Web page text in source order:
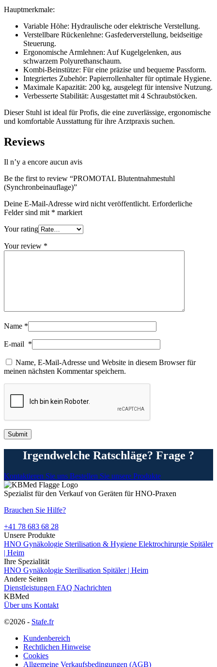
Hauptmerkmale:
Variable Höhe: Hydraulische oder elektrische Verstellung.
Verstellbare Rückenlehne: Gasfederverstellung, beidseitige
Steuerung.
Ergonomische Armlehnen: Auf Kugelgelenken, aus
schwarzem Polyurethanschaum.
Kombi-Beinstütze: Für eine präzise und bequeme Passform.
Integriertes Zubehör: Papierrollenhalter für optimale Hygiene.
Maximale Kapazität: 200 kg, ausgelegt für intensive Nutzung.
Verbesserte Stabilität: Ausgestattet mit 4 Schraubstöcken.
Dieser Stuhl ist ideal für Profis, die eine zuverlässige, ergonomische
und komfortable Ausstattung für ihre Arztpraxis suchen.
Reviews
Il n’y a encore aucun avis
Be the first to review “PROMOTAL Blutentnahmestuhl
(Synchronbeinauflage)”
Deine E-Mail-Adresse wird nicht veröffentlicht. Erforderliche
Felder sind mit * markiert
Your rating
Your review *
Name *
E-mail *
Name, E-Mail-Adresse und Website in diesem Browser für
meinen nächsten Kommentar speichern.
Irgendwelche Ratschläge? Frage ?
Kontaktieren Sie uns Bestellen Sie unsere Produkte
Spezialist für den Verkauf von Geräten für HNO-Praxen
Brauchen Sie Hilfe?
+41 78 683 68 28
Unsere Produkte
HNO Gynäkologie Sterilisation & Hygiene Elektrochirurgie Spitäler
| Heim
Ihre Spezialität
HNO Gynäkologie Sterilisation Spitäler | Heim
Andere Seiten
Dienstleistungen FAQ Nachrichten
KBMed
Über uns Kontakt
©2026 - Stafe.fr
Kundenbereich
Rechtlichen Hinweise
Cookies
Allgemeine Verkaufsbedingungen (AGB)